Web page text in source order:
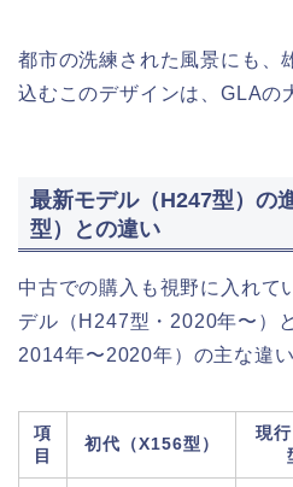
都市の洗練された風景にも、
込むこのデザインは、GLAの
最新モデル（H247型）の
型）との違い
中古での購入も視野に入れて
デル（H247型・2020年〜）
2014年〜2020年）の主な違
項
目
初代（X156型）
現